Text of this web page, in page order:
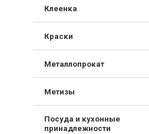
Клеенка
Краски
Металлопрокат
Метизы
Посуда и кухонные
принадлежности